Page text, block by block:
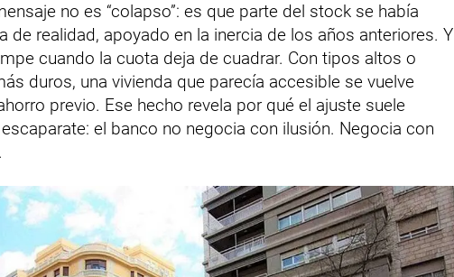
no es “colapso”: es que parte del stock se había
de realidad, apoyado en la inercia de los años anteriores. Y
cuando la cuota deja de cuadrar. Con tipos altos o
duros, una vivienda que parecía accesible se vuelve
previo. Ese hecho revela por qué el ajuste suele
el banco no negocia con ilusión. Negocia con